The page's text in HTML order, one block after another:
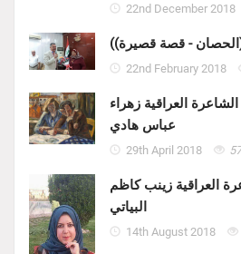
22nd December 2018
22nd February 2018
العراقية زهراء
عباس هادي
29th April 2018
العراقية زينب كاظم
البياتي
14th August 2018